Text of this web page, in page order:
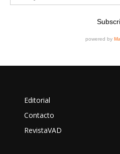
Editorial
Contacto
RevistaVAD